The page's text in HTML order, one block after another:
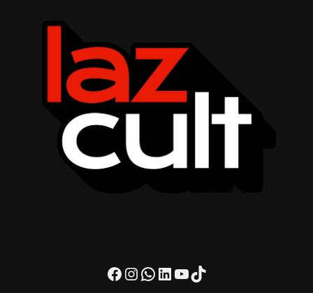
Facebook
Instagram
WhatsApp
LinkedIn
Youtube
TikTok